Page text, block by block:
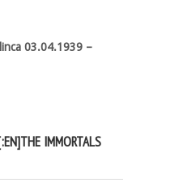
03.04.1939 –
IMMORTALS